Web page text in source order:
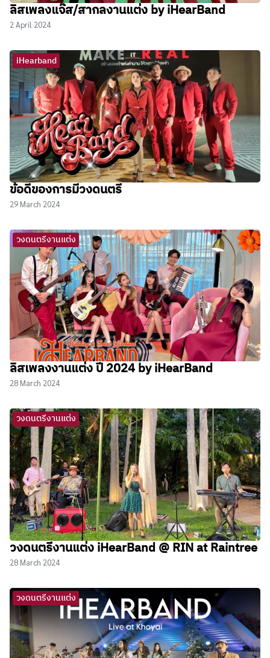
ลิสเพลงแจ๊ส/สากลงานแต่ง by iHearBand
2 April 2024
iHearband
ข้อดีของการมีวงดนตรี
29 March 2024
วงดนตรีงานแต่ง
ลิสเพลงงานแต่ง ปี 2024 by iHearBand
28 March 2024
วงดนตรีงานแต่ง
วงดนตรีงานแต่ง iHearBand @ RIN at Raintree
28 March 2024
วงดนตรีงานแต่ง